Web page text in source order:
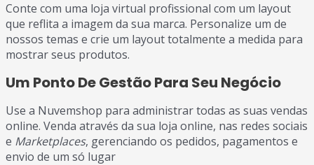
Conte com uma loja virtual profissional com um layout
que reflita a imagem da sua marca. Personalize um de
nossos temas e crie um layout totalmente a medida para
mostrar seus produtos.
Um Ponto De Gestão Para Seu Negócio
Use a Nuvemshop para administrar todas as suas vendas
online. Venda através da sua loja online, nas redes sociais
e Marketplaces, gerenciando os pedidos, pagamentos e
envio de um só lugar